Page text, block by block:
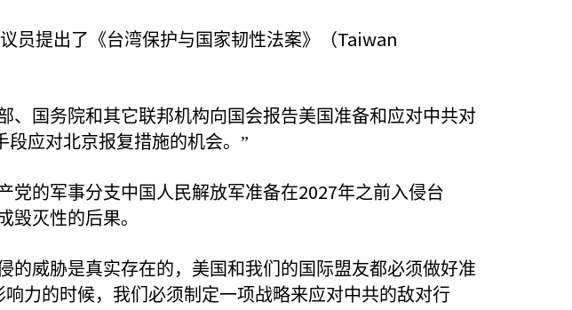
员提出了《台湾保护与国家韧性法案》（Taiwan
、国务院和其它联邦机构向国会报告美国准备和应对中共对
应对北京报复措施的机会。”
党的军事分支中国人民解放军准备在2027年之前入侵台
毁灭性的后果。
的威胁是真实存在的，美国和我们的国际盟友都必须做好准
力的时候，我们必须制定一项战略来应对中共的敌对行